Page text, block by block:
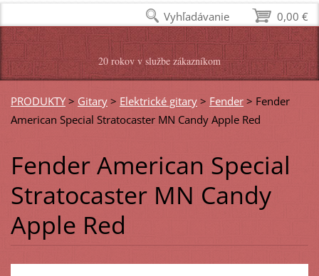
20 rokov v službe zákazníkom
PRODUKTY > Gitary > Elektrické gitary > Fender > Fender
American Special Stratocaster MN Candy Apple Red
Fender American Special
Stratocaster MN Candy
Apple Red
0,00 €
Vyhľadávanie